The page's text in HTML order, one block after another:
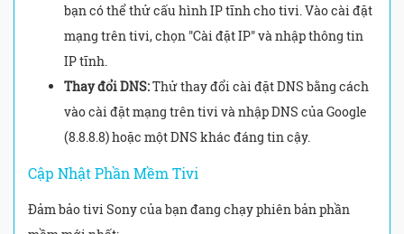
bạn có thể thử cấu hình IP tĩnh cho tivi. Vào cài đặt
mạng trên tivi, chọn "Cài đặt IP" và nhập thông tin
IP tĩnh.
Thay đổi DNS:Thử thay đổi cài đặt DNS bằng cách
vào cài đặt mạng trên tivi và nhập DNS của Google
(8.8.8.8) hoặc một DNS khác đáng tin cậy.
Cập Nhật Phần Mềm Tivi
Đảm bảo tivi Sony của bạn đang chạy phiên bản phần